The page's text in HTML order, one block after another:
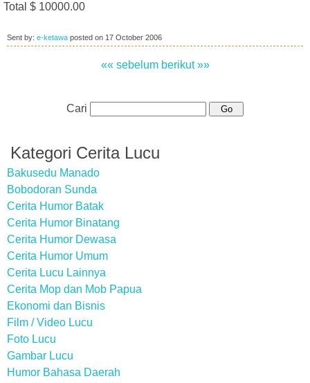
Total $ 10000.00
Sent by: e-ketawa posted on 17 October 2006
«« sebelum berikut »»
Cari
Kategori Cerita Lucu
Bakusedu Manado
Bobodoran Sunda
Cerita Humor Batak
Cerita Humor Binatang
Cerita Humor Dewasa
Cerita Humor Umum
Cerita Lucu Lainnya
Cerita Mop dan Mob Papua
Ekonomi dan Bisnis
Film / Video Lucu
Foto Lucu
Gambar Lucu
Humor Bahasa Daerah